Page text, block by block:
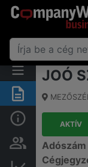
Összegzés
Alap
Személyek
JOÓ
AKTÍV
Adószám